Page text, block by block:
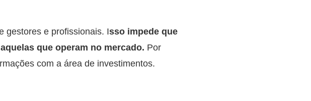
gestores e profissionais. Isso impede que
que operam no mercado. Por
com a área de investimentos.